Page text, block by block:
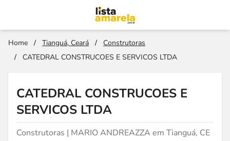
Home / Tianguá, Ceará /
Construtoras
/
CATEDRAL CONSTRUCOES E SERVICOS LTDA
CATEDRAL CONSTRUCOES E
SERVICOS LTDA
Construtoras | MARIO ANDREAZZA em Tianguá, CE